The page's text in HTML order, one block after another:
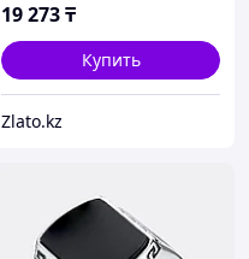
19 273₸
Купить
Zlato.kz